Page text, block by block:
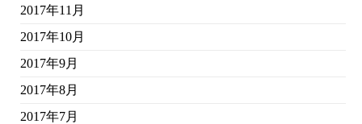
2017年11月
2017年10月
2017年9月
2017年8月
2017年7月